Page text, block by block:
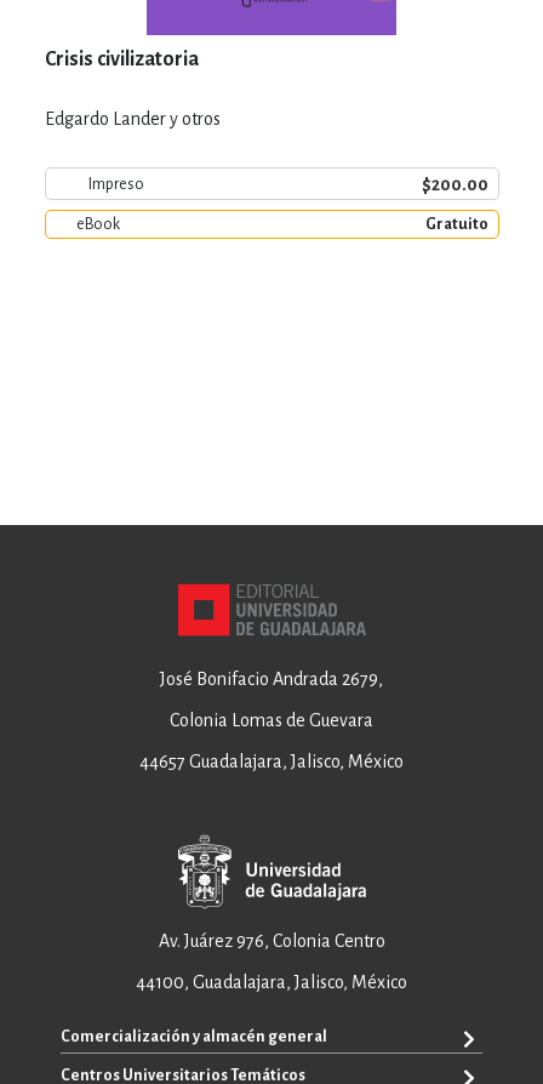
Crisis civilizatoria
Edgardo Lander y otros
Impreso $200.00
eBook Gratuito
José Bonifacio Andrada 2679,
Colonia Lomas de Guevara
44657 Guadalajara, Jalisco, México
Av. Juárez 976, Colonia Centro
44100, Guadalajara, Jalisco, México
Comercialización y almacén general
Centros Universitarios Temáticos